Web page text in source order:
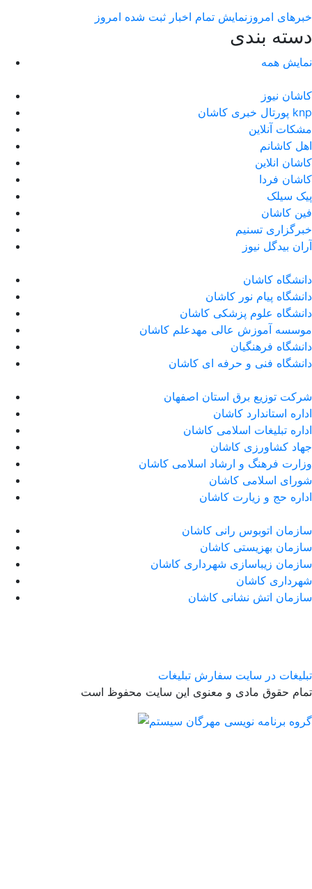
خبرهای امروز نمایش تمام اخبار ثبت شده امروز
دسته بندی
نمایش همه
کاشان نیوز
پورتال خبری كاشان knp
مشکات آنلاین
اهل کاشانم
کاشان انلاین
کاشان فردا
پیک سیلک
فین کاشان
خبرگزاری تسنیم
آران بیدگل نیوز
دانشگاه کاشان
دانشگاه پیام نور کاشان
دانشگاه علوم پزشکی کاشان
موسسه آموزش عالی مهدعلم کاشان
دانشگاه فرهنگیان
دانشگاه فنی و حرفه ای کاشان
شرکت توزیع برق استان اصفهان
اداره استاندارد كاشان
اداره تبلیغات اسلامی کاشان
جهاد کشاورزی کاشان
وزارت فرهنگ و ارشاد اسلامی کاشان
شورای اسلامی کاشان
اداره حج و زیارت کاشان
سازمان اتوبوس رانی کاشان
سازمان بهزیستی کاشان
سازمان زیباسازی شهرداری کاشان
شهرداری کاشان
سازمان اتش نشانی کاشان
تبلیغات در سایت سفارش تبلیغات
تمام حقوق مادی و معنوی این سایت محفوظ است